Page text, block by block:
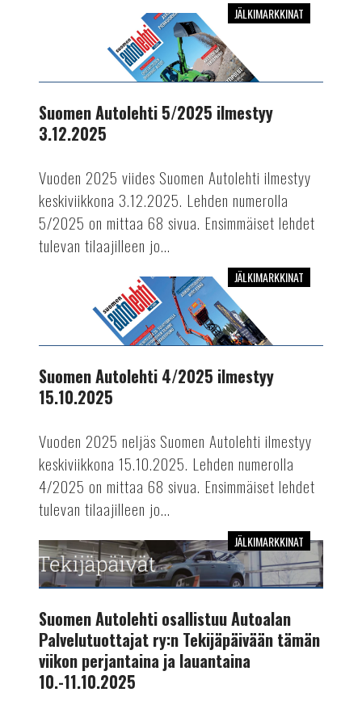
ilmestyy
JÄLKIMARKKINAT
Suomen Autolehti 5/2025 ilmestyy
3.12.2025
Vuoden 2025 viides Suomen Autolehti ilmestyy
keskiviikkona 3.12.2025. Lehden numerolla
5/2025 on mittaa 68 sivua. Ensimmäiset lehdet
tulevan tilaajilleen jo...
ilmestyy
JÄLKIMARKKINAT
Suomen Autolehti 4/2025 ilmestyy
15.10.2025
Vuoden 2025 neljäs Suomen Autolehti ilmestyy
keskiviikkona 15.10.2025. Lehden numerolla
4/2025 on mittaa 68 sivua. Ensimmäiset lehdet
tulevan tilaajilleen jo...
Suomen
Autolehti
osallistuu
Autoalan
Palvelutuottajat
ry:n
Tekijäpäivään
tämän
JÄLKIMARKKINAT
Suomen Autolehti osallistuu Autoalan
Palvelutuottajat ry:n Tekijäpäivään tämän
viikon perjantaina ja lauantaina
10.-11.10.2025